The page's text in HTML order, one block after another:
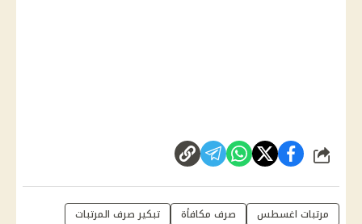
شارك
مرتبات اغسطس صرف مكافأة
تبكير صرف المرتبات